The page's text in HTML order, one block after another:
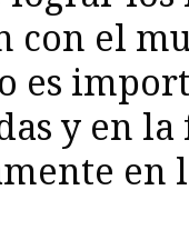
con el
es
y en
en